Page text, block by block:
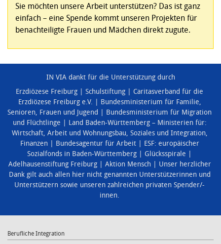
Sie möchten unsere Arbeit unterstützen? Das ist ganz
einfach – eine Spende kommt unseren Projekten für
benachteiligte Frauen und Mädchen direkt zugute.
IN VIA dankt für die Unterstützung durch
Erzdiözese Freiburg
Schulstiftung
Caritasverband für die
Erzdiözese Freiburg e.V.
Bundesministerium für Familie,
Senioren, Frauen und Jugend
Bundesministerium für Migration
und Flüchtlinge
Land Baden-Württemberg – Ministerien für:
Wirtschaft, Arbeit und Wohnungsbau, Soziales und Integration,
Finanzen
Bundesagentur für Arbeit
ESF: europäischer
Sozialfonds in Baden-Württemberg
Glücksspirale
Adelhausenstiftung Freiburg
Aktion Mensch
Unser herzlicher
Dank gilt auch allen hier nicht genannten Unterstützerinnen und
Unterstützern sowie unseren zahlreichen privaten Spender/-
innen.
Berufliche Integration